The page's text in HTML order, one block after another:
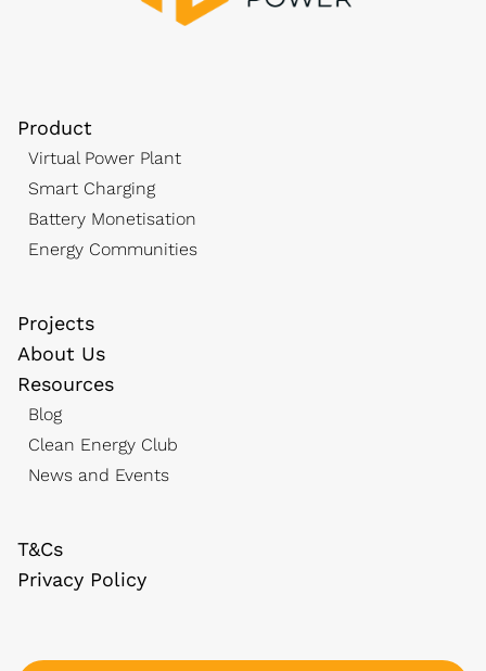
Product
Virtual Power Plant
Smart Charging
Battery Monetisation
Energy Communities
Projects
About Us
Resources
Blog
Clean Energy Club
News and Events
T&Cs
Privacy Policy